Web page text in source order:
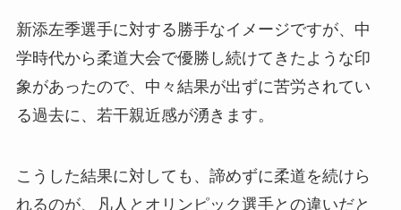
新添左季選手に対する勝手なイメージですが、中
学時代から柔道大会で優勝し続けてきたような印
象があったので、中々結果が出ずに苦労されてい
る過去に、若干親近感が湧きます。
こうした結果に対しても、諦めずに柔道を続けら
れるのが、凡人とオリンピック選手との違いだと